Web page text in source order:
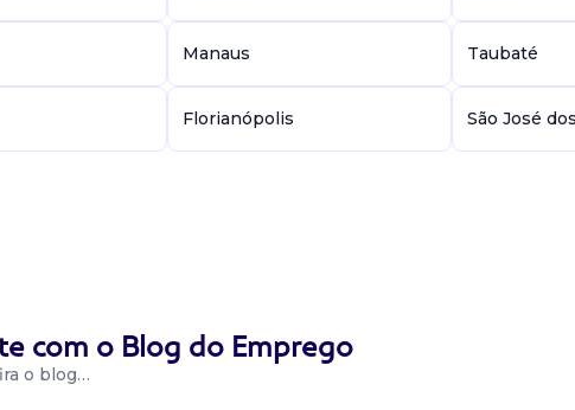
Manaus Taubaté
Florianópolis São José
com o Blog do Emprego
o blog…